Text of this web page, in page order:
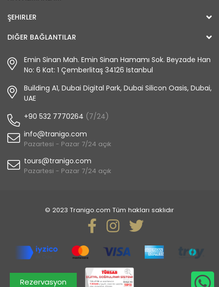
Rezervasyon
ŞEHIRLER
DIĞER BAĞLANTILAR
Emin Sinan Mah. Emin Sinan Hamamı Sok. Beyzade Han
No: 6 Kat: 1 Çemberlitaş 34126 Istanbul
Building A1, Dubai Digital Park, Dubai Silicon Oasis, Dubai,
UAE
+90 532 7770264 (7/24)
info@tranigo.com
Pazartesi - Pazar 7/24 açık
tours@tranigo.com
Pazartesi - Pazar 7/24 açık
© 2023 Tranigo.com Tüm hakları saklıdır